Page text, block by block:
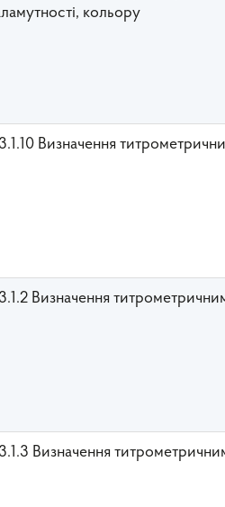
кольору
Визначення
Визначення
Визначення